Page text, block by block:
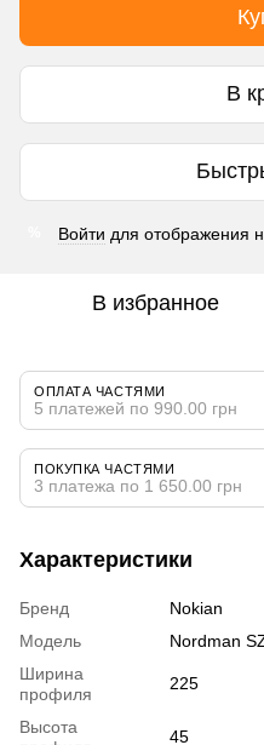
В
Войти для отображения
В избранное
ОПЛАТА ЧАСТЯМИ
5 платежей по 990.00 грн
ПОКУПКА ЧАСТЯМИ
3 платежа по 1 650.00 грн
Характеристики
Бренд
Nokian
Модель
Nordman
Ширина
профиля
225
Высота
45